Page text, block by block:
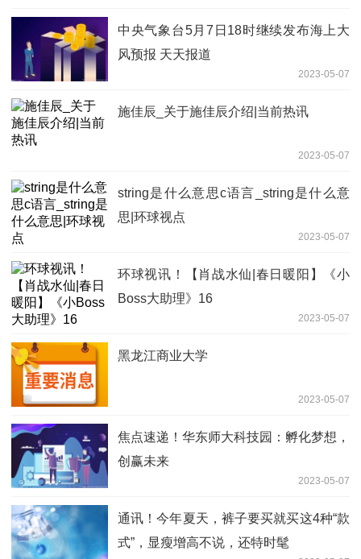
中央气象台5月7日18时继续发布海上大
风预报 天天报道
2023-05-07
施佳辰_关于施佳辰介绍|当前热讯
2023-05-07
string是什么意思c语言_string是什么意
思|环球视点
2023-05-07
环球视讯！【肖战水仙|春日暖阳】《小
Boss大助理》16
2023-05-07
黑龙江商业大学
2023-05-07
焦点速递！华东师大科技园：孵化梦想，
创赢未来
2023-05-07
通讯！今年夏天，裤子要买就买这4种“款
式”，显瘦增高不说，还特时髦